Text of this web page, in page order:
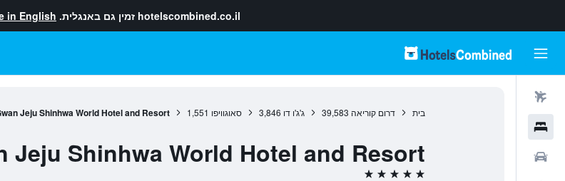
hotelscombined.co.il זמין גם באנגלית. in English
בית דרום קוריאה 39,583 ג'ג'ו דו 3,846 סאוגוויפו 1,551
Jeju Shinhwa World Hotel and Resort
Jeju Shinhwa World Hotel and Resort
5 כוכבים